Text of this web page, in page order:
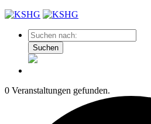
Suchen
0 Veranstaltungen gefunden.